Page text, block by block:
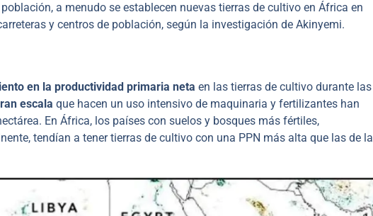
a menudo se establecen nuevas tierras de cultivo en África en
y centros de población, según la investigación de Akinyemi.
en la productividad primaria neta en las tierras de cultivo durante las
escala que hacen un uso intensivo de maquinaria y fertilizantes han
En África, los países con suelos y bosques más fértiles,
tendían a tener tierras de cultivo con una PPN más alta que las de la